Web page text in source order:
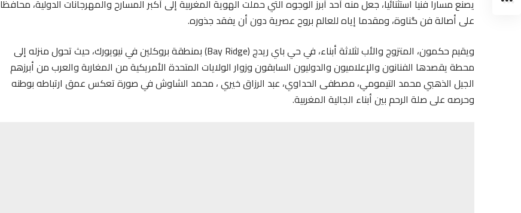
يصنع مسارا فنيا استثنائيا، جعل منه أحد أبرز الوجوه التي حملت الهوية المغربية إلى أكبر المسارح والمهرجانات الدولية، محافظا
على أصالة فن گناوة، ومقدما إياه للعالم بروح عصرية دون أن يفقد جذوره.
ويقيم حكمون، المتزوج والأب لثلاثة أبناء، في حي باي ريدج (Bay Ridge) بمنطقة بروكلين في نيويورك، حيث تحول منزله إلى
محطة يقصدها الفنانون والإعلاميون والدوليون السابقون وزوار الولايات المتحدة الأمريكية من المغاربة والعرب من أبرزهم
الجيل الذهبي محمد التيمومي، مصطفى الحداوي، عبد الرزاق خيري ، محمد الشاوش في صورة تعكس عمق ارتباطه بوطنه
وحرصه على صلة الرحم بين أبناء الجالية المغربية.